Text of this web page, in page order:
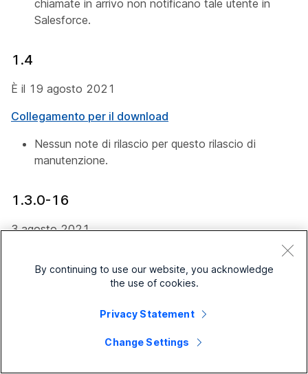
chiamate in arrivo non notificano tale utente in
Salesforce.
1.4
È il 19 agosto 2021
Collegamento per il download
Nessun note di rilascio per questo rilascio di
manutenzione.
1.3.0-16
3 agosto 2021
Possibilità di salvare una riunione come evento
By continuing to use our website, you acknowledge
the use of cookies.
Privacy Statement
Change Settings